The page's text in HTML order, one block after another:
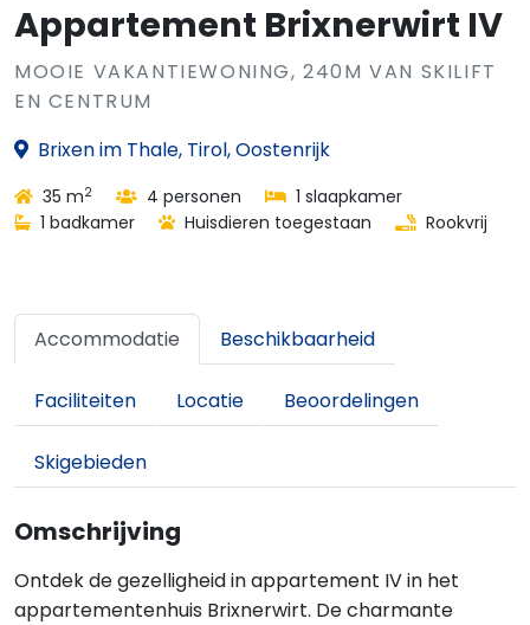
Appartement Brixnerwirt IV
MOOIE VAKANTIEWONING, 240M VAN SKILIFT
EN CENTRUM
Brixen im Thale, Tirol, Oostenrijk
35 m2 4 personen
1 slaapkamer
1 badkamer
Huisdieren toegestaan Rookvrij
Accommodatie Beschikbaarheid
Faciliteiten Locatie Beoordelingen
Skigebieden
Omschrijving
Ontdek de gezelligheid in appartement IV in het
appartementenhuis Brixnerwirt. De charmante